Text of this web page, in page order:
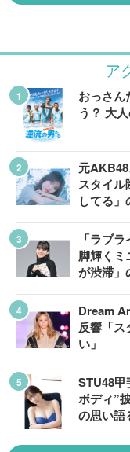
ア
おっさん
う？ 大
元
スタイル
してる」
「ラブ
脚輝くミ
が渋滞」
Dream
反響「ス
い」
STU48
ボディ”
の思い語